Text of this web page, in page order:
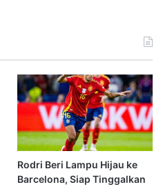
Rodri Beri Lampu Hijau ke
Barcelona, Siap Tinggalkan